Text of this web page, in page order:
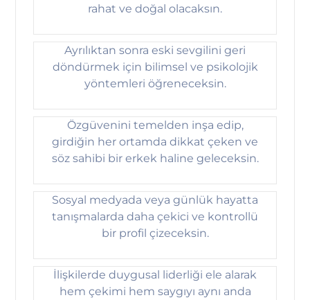
rahat ve doğal olacaksın.
Ayrılıktan sonra eski sevgilini geri
döndürmek için bilimsel ve psikolojik
yöntemleri öğreneceksin.
Özgüvenini temelden inşa edip,
girdiğin her ortamda dikkat çeken ve
söz sahibi bir erkek haline geleceksin.
Sosyal medyada veya günlük hayatta
tanışmalarda daha çekici ve kontrollü
bir profil çizeceksin.
İlişkilerde duygusal liderliği ele alarak
hem çekimi hem saygıyı aynı anda